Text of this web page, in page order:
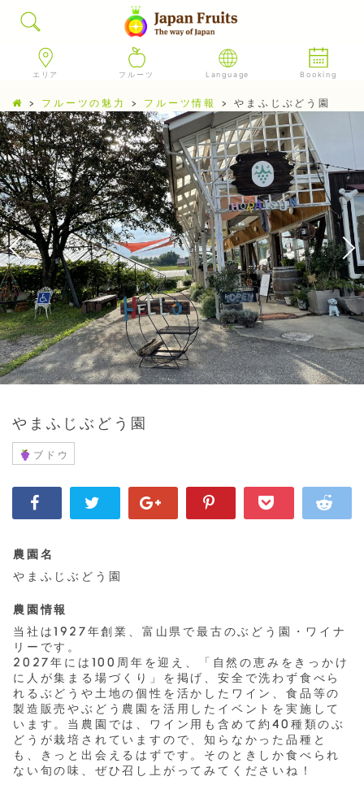
エリア フルーツ Language Booking
> フルーツの魅力 > フルーツ情報 >やまふじぶどう園
やまふじぶどう園
ブドウ
農園名
やまふじぶどう園
農園情報
当社は1927年創業、富山県で最古のぶどう園・ワイナ
リーです。
2027年には100周年を迎え、「自然の恵みをきっかけ
に人が集まる場づくり」を掲げ、安全で洗わず食べら
れるぶどうや土地の個性を活かしたワイン、食品等の
製造販売やぶどう農園を活用したイベントを実施して
います。当農園では、ワイン用も含めて約40種類のぶ
どうが栽培されていますので、知らなかった品種と
も、きっと出会えるはずです。そのときしか食べられ
ない旬の味、ぜひ召し上がってみてくださいね！